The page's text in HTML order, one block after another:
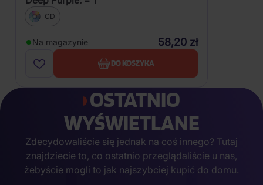
CD
Na magazynie 58,20 zł
DO KOSZYKA
OSTATNIO
WYŚWIETLANE
Zdecydowaliście się jednak na coś innego? Tutaj
znajdziecie to, co ostatnio przeglądaliście u nas,
żebyście mogli to jak najszybciej kupić do domu.